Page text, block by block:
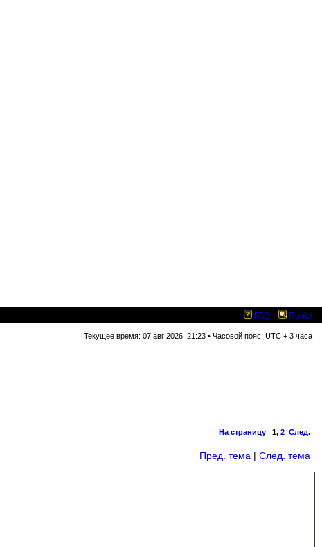
FAQ Поиск
Текущее время: 07 авг 2026, 21:23 • Часовой пояс: UTC + 3 часа
На страницу 1, 2 След.
Пред. тема | След. тема